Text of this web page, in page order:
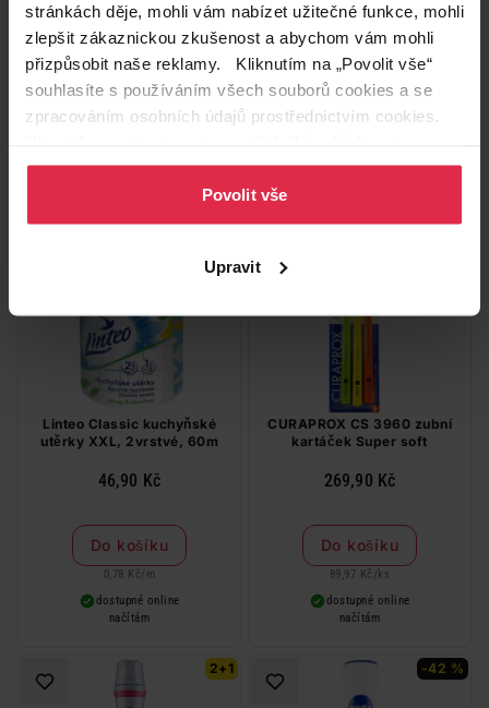
stránkách děje, mohli vám nabízet užitečné funkce, mohli
zlepšit zákaznickou zkušenost a abychom vám mohli
přizpůsobit naše reklamy. Kliknutím na „Povolit vše“
souhlasíte s používáním všech souborů cookies a se
zpracováním osobních údajů prostřednictvím cookies.
osobních údajů.
Povolit vše
Upravit
Colgate Triple Action Original
Mint zubní pasta 75 ml
44,90 Kč
598,67 Kč/lit
Q-Soft toaletní papír super
jemný 3vrstvý 8 ks
69,90 Kč
0,47 Kč/m
Pouze Online
Linteo Classic kuchyňské
utěrky XXL, 2vrstvé, 60m
46,90 Kč
Do košíku
0,78 Kč/ m
dostupné online
načítám
CURAPROX CS 3960 zubní
kartáček Super soft
269,90 Kč
Do košíku
89,97 Kč / ks
dostupné online
načítám
2+1 -42 %